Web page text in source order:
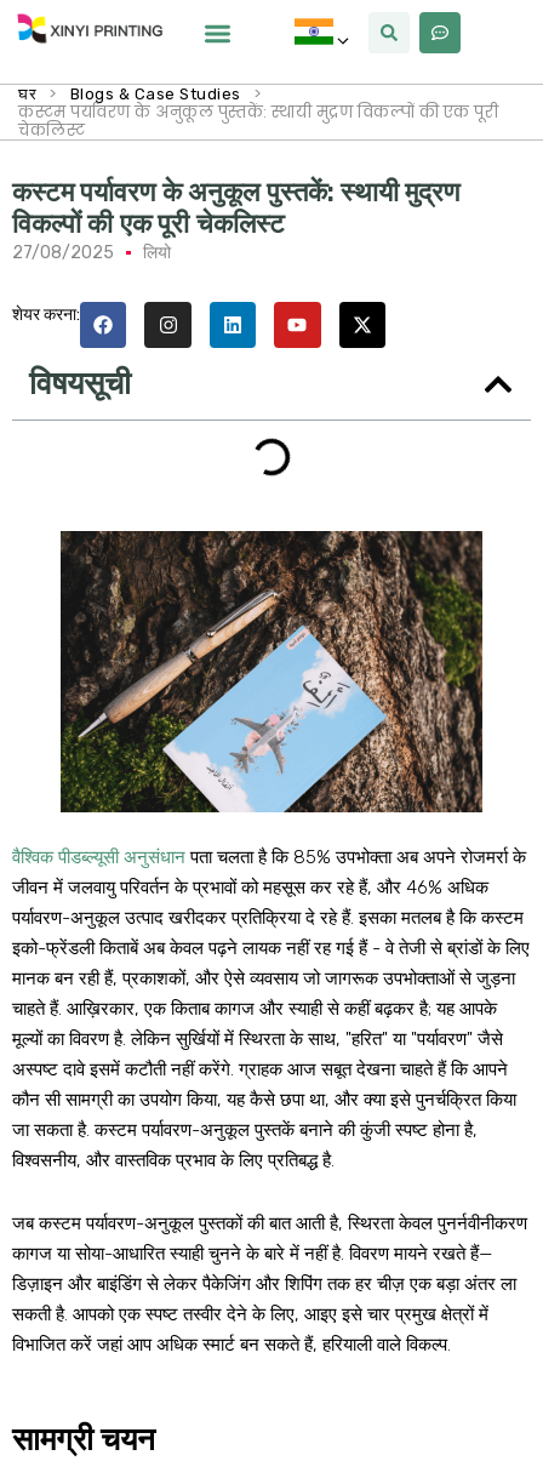
घर > Blogs & Case Studies >
कस्टम पर्यावरण के अनुकूल पुस्तकें: स्थायी मुद्रण विकल्पों की एक पूरी
चेकलिस्ट
कस्टम पर्यावरण के अनुकूल पुस्तकें: स्थायी मुद्रण
विकल्पों की एक पूरी चेकलिस्ट
27/08/2025 लियो
शेयर करना:
विषयसूची
वैश्विक पीडब्ल्यूसी अनुसंधानपता चलता है कि 85% उपभोक्ता अब अपने रोजमर्रा के
जीवन में जलवायु परिवर्तन के प्रभावों को महसूस कर रहे हैं, और 46% अधिक
पर्यावरण-अनुकूल उत्पाद खरीदकर प्रतिक्रिया दे रहे हैं. इसका मतलब है कि कस्टम
इको-फ्रेंडली किताबें अब केवल पढ़ने लायक नहीं रह गई हैं - वे तेजी से ब्रांडों के लिए
मानक बन रही हैं, प्रकाशकों, और ऐसे व्यवसाय जो जागरूक उपभोक्ताओं से जुड़ना
चाहते हैं. आख़िरकार, एक किताब कागज और स्याही से कहीं बढ़कर है; यह आपके
मूल्यों का विवरण है. लेकिन सुर्खियों में स्थिरता के साथ, "हरित" या "पर्यावरण" जैसे
अस्पष्ट दावे इसमें कटौती नहीं करेंगे. ग्राहक आज सबूत देखना चाहते हैं कि आपने
कौन सी सामग्री का उपयोग किया, यह कैसे छपा था, और क्या इसे पुनर्चक्रित किया
जा सकता है. कस्टम पर्यावरण-अनुकूल पुस्तकें बनाने की कुंजी स्पष्ट होना है,
विश्वसनीय, और वास्तविक प्रभाव के लिए प्रतिबद्ध है.
जब कस्टम पर्यावरण-अनुकूल पुस्तकों की बात आती है, स्थिरता केवल पुनर्नवीनीकरण
कागज या सोया-आधारित स्याही चुनने के बारे में नहीं है. विवरण मायने रखते हैं—
डिज़ाइन और बाइंडिंग से लेकर पैकेजिंग और शिपिंग तक हर चीज़ एक बड़ा अंतर ला
सकती है. आपको एक स्पष्ट तस्वीर देने के लिए, आइए इसे चार प्रमुख क्षेत्रों में
विभाजित करें जहां आप अधिक स्मार्ट बन सकते हैं, हरियाली वाले विकल्प.
सामग्री चयन